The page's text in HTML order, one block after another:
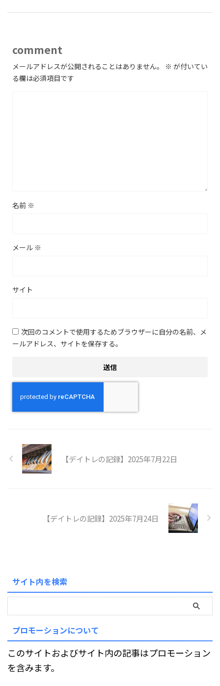
comment
メールアドレスが公開されることはありません。 ※ が付いてい
る欄は必須項目です
名前 ※
メール ※
サイト
次回のコメントで使用するためブラウザーに自分の名前、メ
ールアドレス、サイトを保存する。
【デイトレの記録】2025年7月22日
【デイトレの記録】2025年7月24日
サイト内を検索
プロモーションについて
このサイトおよびサイト内の記事はプロモーション
を含みます。